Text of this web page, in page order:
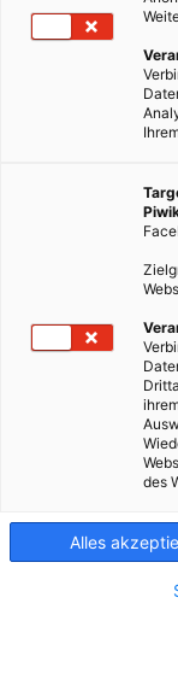
Photovoltaik
16. JULI
Warum sollen
auch Strom
mit
des
Alles